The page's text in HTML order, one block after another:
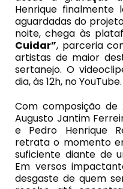
Henrique finalmente
aguardadas do
noite, chega às
Cuidar”, parceria
artistas de maior
sertanejo. O
dia, às 12h, no YouTube.
Com composição de
Augusto Jantim
e Pedro Henrique
retrata o momento
suficiente diante de
Em versos
desgaste de quem